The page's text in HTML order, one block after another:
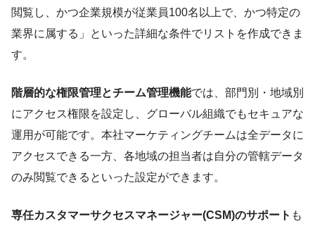
閲覧し、かつ企業規模が従業員100名以上で、かつ特定の
業界に属する」といった詳細な条件でリストを作成できま
す。
階層的な権限管理とチーム管理機能では、部門別・地域別
にアクセス権限を設定し、グローバル組織でもセキュアな
運用が可能です。本社マーケティングチームは全データに
アクセスできる一方、各地域の担当者は自分の管轄データ
のみ閲覧できるといった設定ができます。
専任カスタマーサクセスマネージャー(CSM)のサポート も